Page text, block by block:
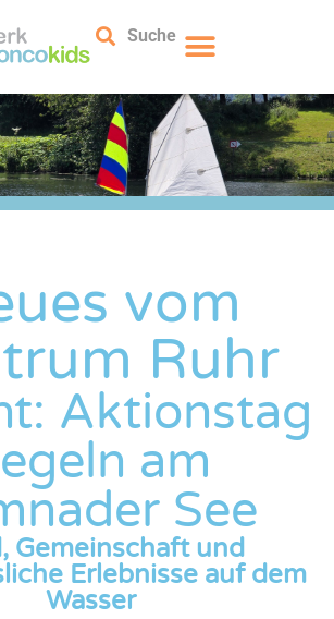
Suche
vom
Ruhr
Aktionstag
am
See
Gemeinschaft und
Erlebnisse auf dem
Wasser